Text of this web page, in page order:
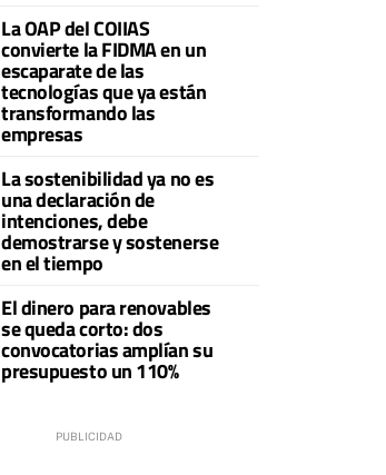
La OAP del COIIAS
convierte la FIDMA en un
escaparate de las
tecnologías que ya están
transformando las
empresas
La sostenibilidad ya no es
una declaración de
intenciones, debe
demostrarse y sostenerse
en el tiempo
El dinero para renovables
se queda corto: dos
convocatorias amplían su
presupuesto un 110%